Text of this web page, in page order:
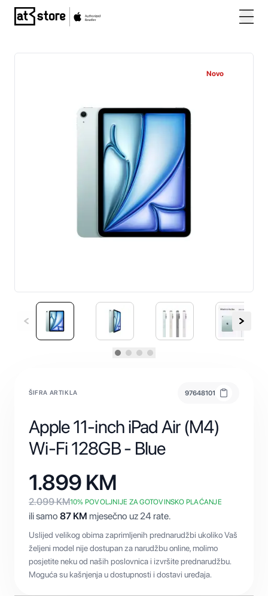
Posjetite početnu stranicu AT Store
Novo
ŠIFRA ARTIKLA 97648101
Apple 11-inch iPad Air (M4)
Wi-Fi 128GB - Blue
1.899 KM
2.099KM10% POVOLJNIJE ZA GOTOVINSKO PLAĆANJE
ili samo 87 KM mjesečno uz 24 rate.
Uslijed velikog obima zaprimljenih prednarudžbi ukoliko Vaš
željeni model nije dostupan za narudžbu online, molimo
posjetite neku od naših poslovnica i izvršite prednarudžbu.
Moguća su kašnjenja u dostupnosti i dostavi uređaja.